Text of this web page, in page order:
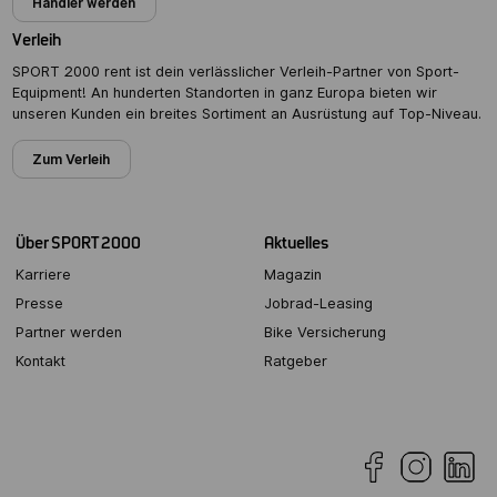
Verleih
SPORT 2000 rent ist dein verlässlicher Verleih-Partner von Sport-
Equipment! An hunderten Standorten in ganz Europa bieten wir
unseren Kunden ein breites Sortiment an Ausrüstung auf Top-Niveau.
Zum Verleih
Über SPORT 2000
Karriere
Presse
Partner werden
Kontakt
Aktuelles
Magazin
Jobrad-Leasing
Bike Versicherung
Ratgeber